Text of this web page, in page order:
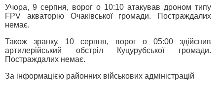
Учора, 9 серпня, ворог о 10:10 атакував дроном типу
FPV акваторію Очаківської громади. Постраждалих
немає.
Також зранку, 10 серпня, ворог о 05:00 здійснив
артилерійський обстріл Куцурубської громади.
Постраждалих немає.
За інформацією районних військових адміністрацій